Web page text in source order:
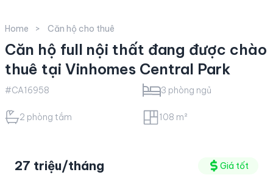
Home Căn hộ cho thuê
Căn hộ full nội thất đang được chào
thuê tại Vinhomes Central Park
#CA16958 3 phòng ngủ
2 phòng tắm 108 m²
27 triệu/tháng Giá tốt